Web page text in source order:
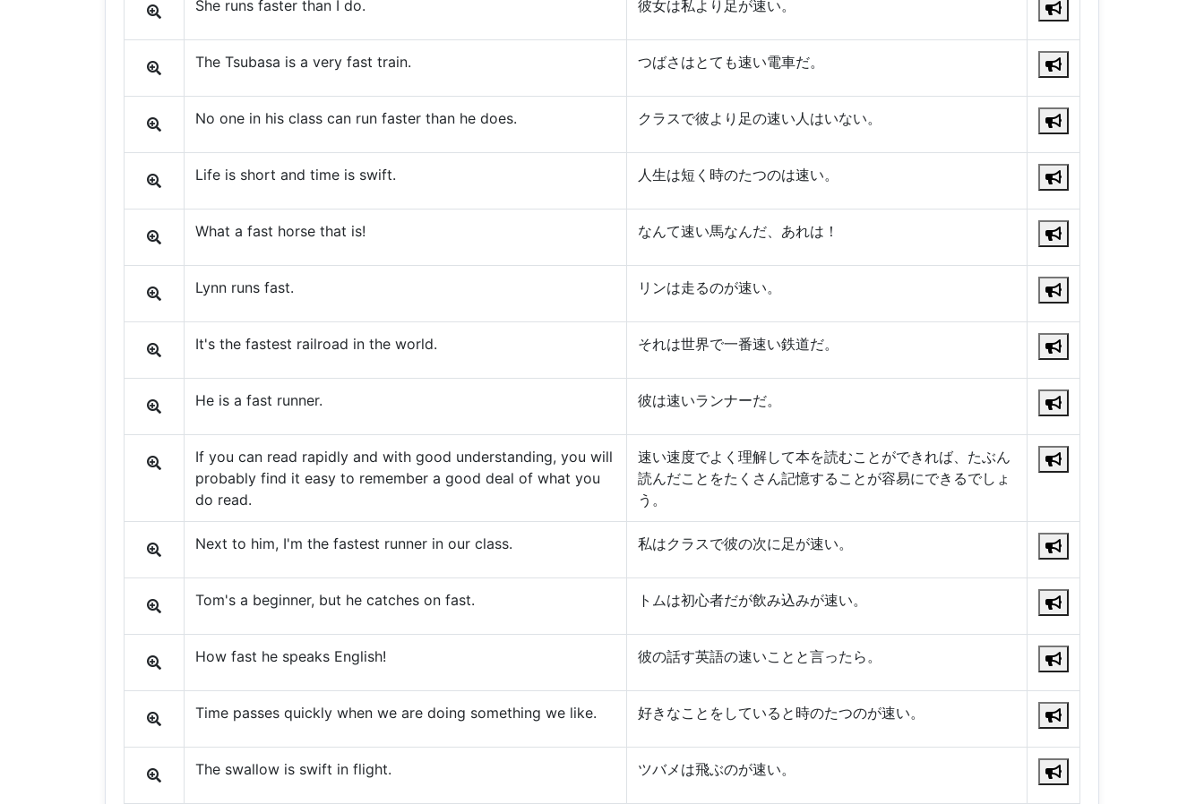
She runs faster than I do. 彼女は私より足が速い。
The Tsubasa is a very fast train. つばさはとても速い電車だ。
No one in his class can run faster than he does. クラスで彼より足の速い人はいない。
Life is short and time is swift. 人生は短く時のたつのは速い。
What a fast horse that is! なんて速い馬なんだ、あれは！
Lynn runs fast. リンは走るのが速い。
It's the fastest railroad in the world. それは世界で一番速い鉄道だ。
He is a fast runner. 彼は速いランナーだ。
If you can read rapidly and with good understanding, you will
probably find it easy to remember a good deal of what you
do read.
速い速度でよく理解して本を読むことができれば、たぶん
読んだことをたくさん記憶することが容易にできるでしょ
う。
Next to him, I'm the fastest runner in our class. 私はクラスで彼の次に足が速い。
Tom's a beginner, but he catches on fast. トムは初心者だが飲み込みが速い。
How fast he speaks English! 彼の話す英語の速いことと言ったら。
Time passes quickly when we are doing something we like. 好きなことをしていると時のたつのが速い。
The swallow is swift in flight. ツバメは飛ぶのが速い。